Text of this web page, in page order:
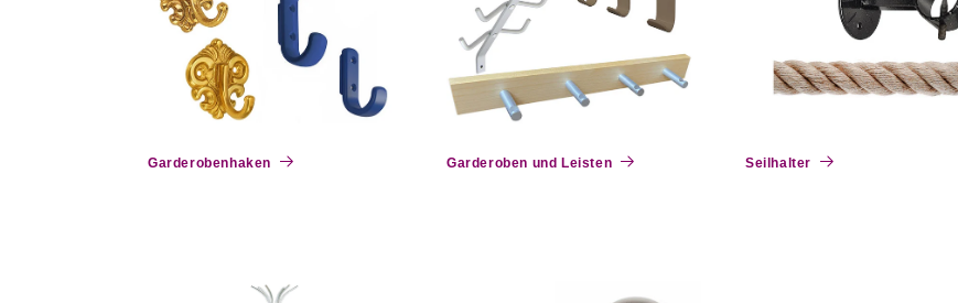
o
Garderobenhaken Garderoben und Leisten Seilhalter